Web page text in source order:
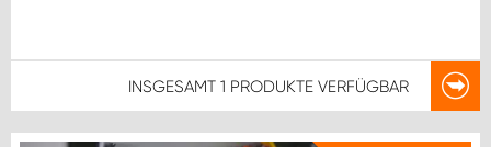
INSGESAMT 1 PRODUKTE VERFÜGBAR